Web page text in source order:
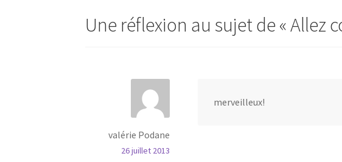
Une réflexion au sujet de «Allez
valérie Podane
26 juillet 2013
merveilleux!